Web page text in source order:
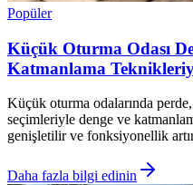
Popüler
Küçük Oturma Odası
Katmanlama
Küçük oturma odalarında
seçimleriyle denge ve
genişletilir ve fonksiyonellik
Daha fazla bilgi edinin